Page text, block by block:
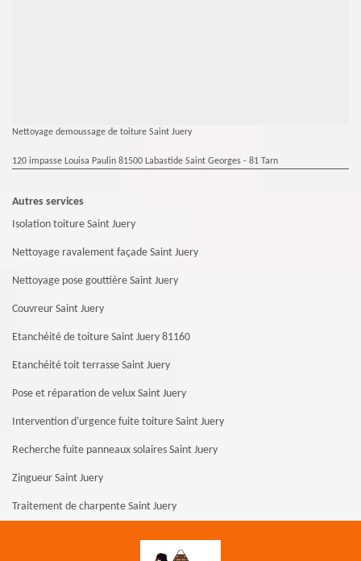
Nettoyage demoussage de toiture Saint Juery
120 impasse Louisa Paulin 81500 Labastide Saint Georges - 81 Tarn
Autres services
Isolation toiture Saint Juery
Nettoyage ravalement façade Saint Juery
Nettoyage pose gouttière Saint Juery
Couvreur Saint Juery
Etanchéité de toiture Saint Juery 81160
Etanchéité toit terrasse Saint Juery
Pose et réparation de velux Saint Juery
Intervention d'urgence fuite toiture Saint Juery
Recherche fuite panneaux solaires Saint Juery
Zingueur Saint Juery
Traitement de charpente Saint Juery